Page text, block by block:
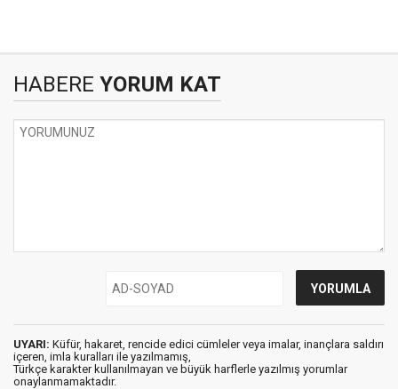
HABERE YORUM KAT
UYARI: Küfür, hakaret, rencide edici cümleler veya imalar, inançlara saldırı
içeren, imla kuralları ile yazılmamış,
Türkçe karakter kullanılmayan ve büyük harflerle yazılmış yorumlar
onaylanmamaktadır.